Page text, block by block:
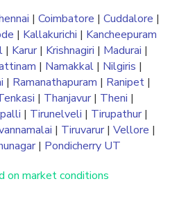
| Coimbatore | Cuddalore |
| Kallakurichi | Kancheepuram
| Karur| Krishnagiri | Madurai |
| Namakkal | Nilgiris |
| Ramanathapuram | Ranipet |
| Thanjavur| Theni |
| Tirunelveli | Tirupathur|
| Tiruvarur| Vellore |
| Pondicherry UT
on market conditions